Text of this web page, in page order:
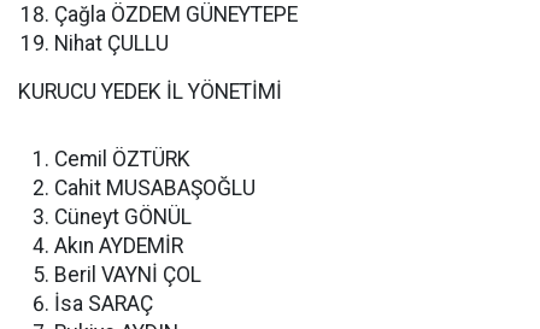
Çağla ÖZDEM GÜNEYTEPE
Nihat ÇULLU
KURUCU YEDEK İL YÖNETİMİ
Cemil ÖZTÜRK
Cahit MUSABAŞOĞLU
Cüneyt GÖNÜL
Akın AYDEMİR
Beril VAYNİ ÇOL
İsa SARAÇ